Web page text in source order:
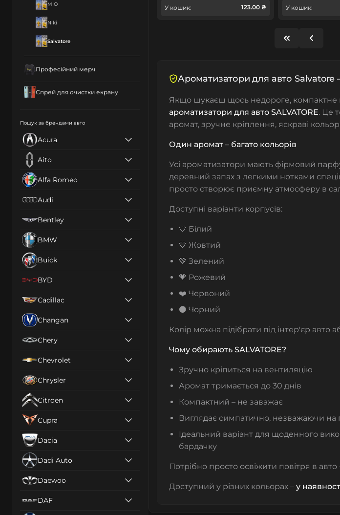
MIO
Niki
Salvatore
Професійний мерч
Спрей для очистки екрану
Пошук за брендами авто
Acura
Aito
Alfa Romeo
Audi
Bentley
BMW
Buick
BYD
Cadillac
Changan
Chery
Chevrolet
Chrysler
Citroen
Cupra
Dacia
Dadi Auto
Daewoo
DAF
У кошик: 123.00 ₴ У кошик:
Ароматизатори для авто
Якщо шукаєш щось недороге, компактне
ароматизатори для авто SALVATORE. Це
аромат, зручне кріплення, яскраві
Один аромат – багато кольорів
Усі ароматизатори мають фірмовий
деревний запах з легкими нотками
просто створює приємну атмосферу в
Доступні варіанти корпусів:
🤍 Білий
💛 Жовтий
💚 Зелений
💗 Рожевий
❤️ Червоний
⚫ Чорний
Колір можна підібрати під інтер'єр авто
Чому обирають SALVATORE?
Зручно кріпиться на вентиляцію
Аромат тримається до 30 днів
Компактний – не заважає
Виглядає симпатично, незважаючи на
Ідеальний варіант для щоденного
бардачку
Потрібно просто освіжити повітря в авто
Доступний у різних кольорах – у